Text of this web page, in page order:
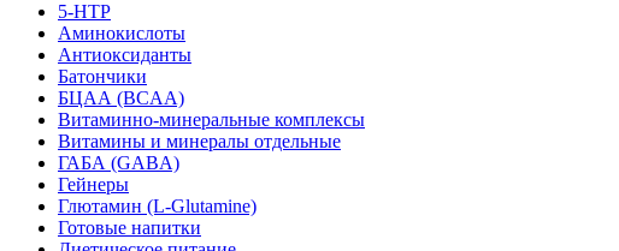
5-HTP
Аминокислоты
Антиоксиданты
Батончики
БЦАА (BCAA)
Витаминно-минеральные комплексы
Витамины и минералы отдельные
ГАБА (GABA)
Гейнеры
Глютамин (L-Glutamine)
Готовые напитки